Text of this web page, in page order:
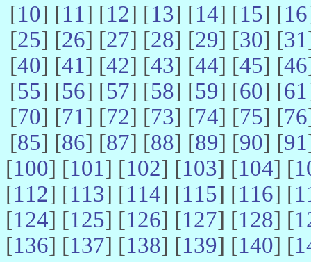
[10] [11] [12] [13] [14] [15] [16
[25] [26] [27] [28] [29] [30] [31
[40] [41] [42] [43] [44] [45] [46
[55] [56] [57] [58] [59] [60] [61
[70] [71] [72] [73] [74] [75] [76
[85] [86] [87] [88] [89] [90] [91
[100] [101] [102] [103] [104] [
[112] [113] [114] [115] [116] [
[124] [125] [126] [127] [128] [
[136] [137] [138] [139] [140] [